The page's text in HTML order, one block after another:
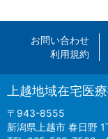
お問い合わせ
利用規約
上越地域在宅医
〒943-8555
新潟県上越市 春日野